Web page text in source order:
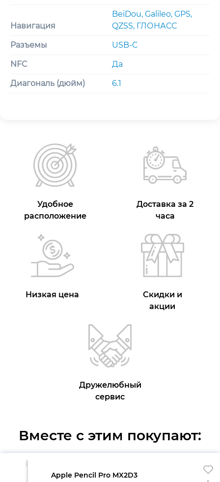
Навигация
BeiDou, Galileo, GPS,
QZSS, ГЛОНАСС
Разъемы USB-C
NFC Да
Диагональ (дюйм) 6.1
Удобное
расположение
Доставка за 2
часа
Низкая цена
Скидки и
акции
Дружелюбный
сервис
Вместе с этим покупают:
Apple Pencil Pro MX2D3